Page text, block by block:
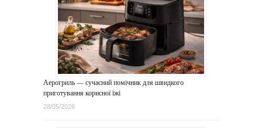
Аерогриль — сучасний помічник для швидкого
приготування корисної їжі
28/05/2026